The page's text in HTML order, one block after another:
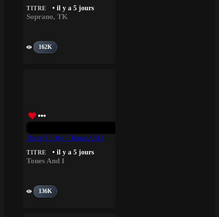
TITRE • il y a 5 jours
Soprano, TK
162K
Home To Me – Tones And I
TITRE • il y a 5 jours
Tones And I
136K